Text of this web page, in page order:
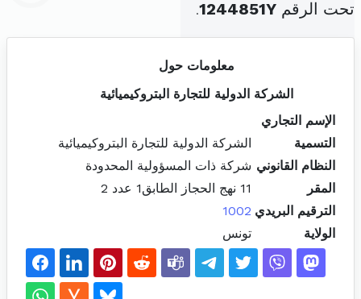
تحت الرقم 1244851Y
.
معلومات حول
الشركة الدولية للتجارة البتروكيميائية
الإسم التجاري
التسمية
الشركة الدولية للتجارة البتروكيميائية
النظام القانوني شركة ذات المسؤولية المحدودة
المقر
11 نهج الحجاز الطابق1 عدد 2
الترقيم البريدي 1002
الولاية
تونس